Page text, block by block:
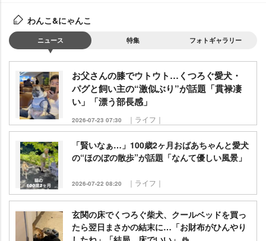
わんこ&にゃんこ
ニュース 特集 フォトギャラリー
お父さんの膝でウトウト…くつろぐ愛犬・
パグと飼い主の“激似ぶり”が話題「貫禄凄
い」「漂う部長感」
2026-07-23 07:30 ｜ライフ｜
「賢いなぁ…」100歳2ヶ月おばあちゃんと愛犬
の“ほのぼの散歩”が話題「なんて優しい風景」
2026-07-22 08:20 ｜ライフ｜
玄関の床でくつろぐ柴犬、クールベッドを買っ
たら翌日まさかの結末に…「お財布がひんやり